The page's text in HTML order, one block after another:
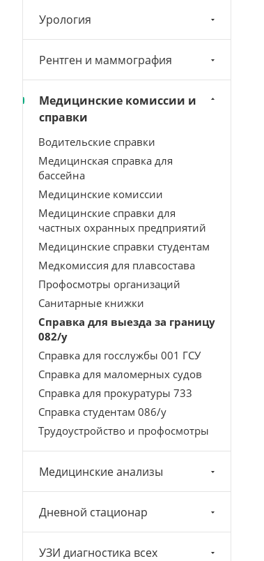
Урология
Рентген и маммография
Медицинские комиссии и
справки
Водительские справки
Медицинская справка для
бассейна
Медицинские комиссии
Медицинские справки для
частных охранных предприятий
Медицинские справки студентам
Медкомиссия для плавсостава
Профосмотры организаций
Санитарные книжки
Справка для выезда за границу
082/у
Справка для госслужбы 001 ГСУ
Справка для маломерных судов
Справка для прокуратуры 733
Справка студентам 086/у
Трудоустройство и профосмотры
Медицинские анализы
Дневной стационар
УЗИ диагностика всех